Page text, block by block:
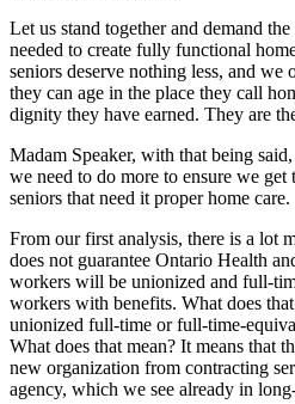
Let us stand together and demand
needed to create fully functional
seniors deserve nothing less, and we
they can age in the place they call
dignity they have earned. They are
Madam Speaker, with that being
we need to do more to ensure we get
seniors that need it proper home care.
From our first analysis, there is a lot
does not guarantee Ontario Health
workers will be unionized and full-
workers with benefits. What does
unionized full-time or full-time-
What does that mean? It means that
new organization from contracting
agency, which we see already in